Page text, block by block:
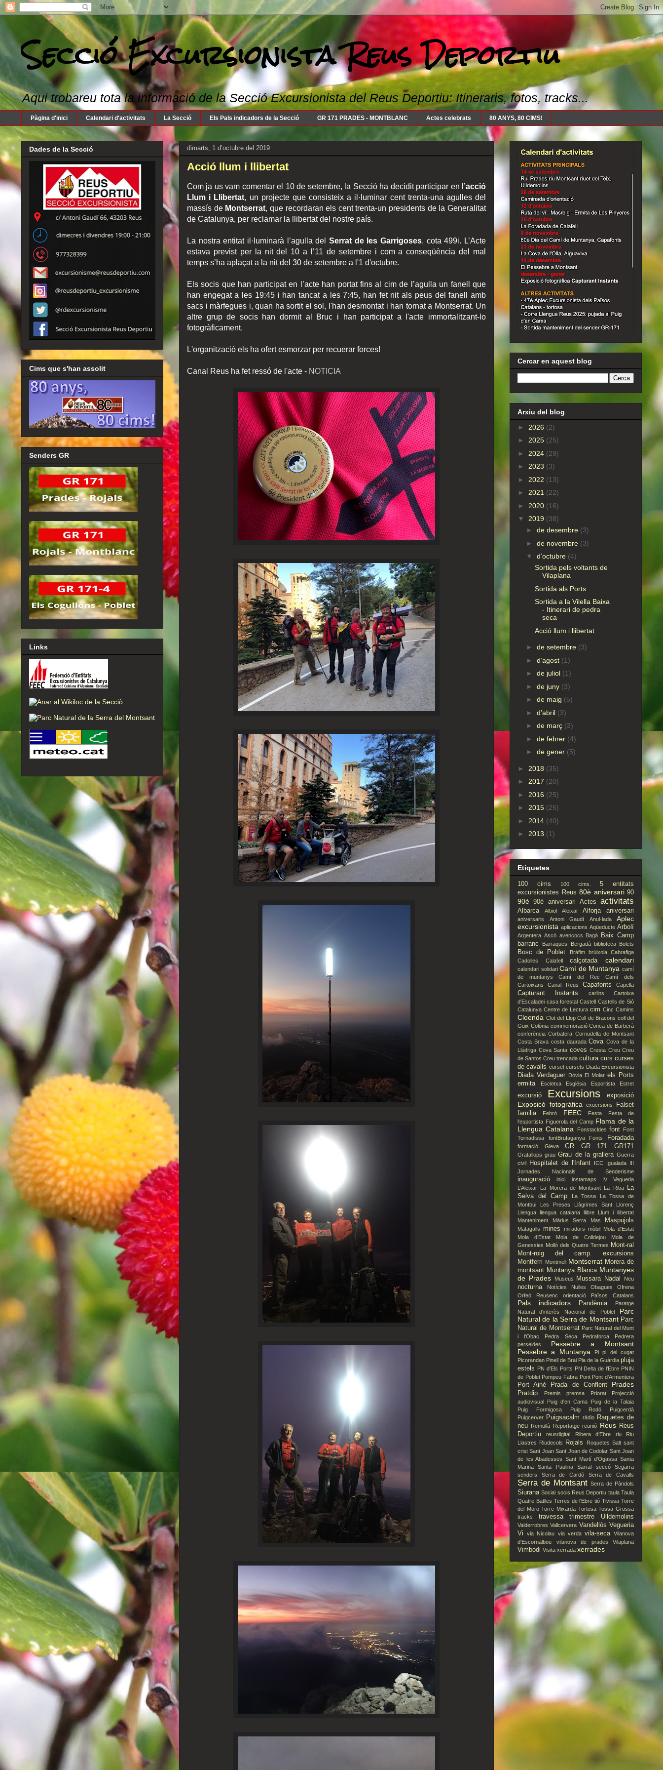
Secció Excursionista Reus Deportiu
Aqui trobareu tota la informació de la Secció Excursionista del Reus Deportiu: Itineraris, fotos, tracks...
Pàgina d'inici Calendari d'activitats La Secció Els Pals indicadors de la Secció GR 171 PRADES - MONTBLANC Actes celebrats 80 ANYS, 80 CIMS!
dimarts, 1 d’octubre del 2019
Acció llum i llibertat
Com ja us vam comentar el 10 de setembre, la Secció ha decidit participar en l’acció
Llum i Llibertat, un projecte que consisteix a il·luminar cent trenta-una agulles del
massís de Montserrat, que recordaran els cent trenta-un presidents de la Generalitat
de Catalunya, per reclamar la llibertat del nostre país.
La nostra entitat il·luminarà l’agulla del Serrat de les Garrigoses, cota 499i. L’Acte
estava previst per la nit del 10 a l’11 de setembre i com a conseqüència del mal
temps s’ha aplaçat a la nit del 30 de setembre a l'1 d'octubre.
Els socis que han participat en l’acte han portat fins al cim de l’agulla un fanell que
han engegat a les 19:45 i han tancat a les 7:45, han fet nit als peus del fanell amb
sacs i màrfegues i, quan ha sortit el sol, l'han desmontat i han tornat a Montserrat. Un
altre grup de socis han dormit al Bruc i han participat a l'acte immortalitzant-lo
fotogràficament.
L'organització els ha ofert esmorzar per recuerar forces!
Canal Reus ha fet ressó de l'acte - NOTICIA
Dades de la Secció
Cims que s'han assolit
Senders GR
Links
Cercar en aquest blog
Arxiu del blog
► 2026 (2)
► 2025 (25)
► 2024 (29)
► 2023 (3)
► 2022 (13)
► 2021 (22)
► 2020 (16)
▼ 2019 (38)
► de desembre (3)
► de novembre (3)
▼ d’octubre (4)
Sortida pels voltants de
Vilaplana
Sortida als Ports
Sortida a la Vilella Baixa
- Itinerari de pedra
seca
Acció llum i llibertat
► de setembre (3)
► d’agost (1)
► de juliol (1)
► de juny (3)
► de maig (5)
► d’abril (3)
► de març (3)
► de febrer (4)
► de gener (5)
► 2018 (35)
► 2017 (20)
► 2016 (25)
► 2015 (25)
► 2014 (40)
► 2013 (1)
Etiquetes
100 cims 100 cims.
5 entitats
excursionistes Reus 80è aniversari 90
90è 90è aniversari Actes activitats
Albarca Albiol Aleixar Alforja aniversari
aniversaris Antoni Gaudí Anul·lada
Aplec
excursionista aplicacions Aqüeducte Arbolí
Argentera Ascó avencocs Bagà
Baix Camp
barranc
Barraques Bergadà biblioteca Bolets
Bosc de Poblet Bràfim brúixola
Cabrafiga
Cadolles
Calafell calçotada calendari
calendari solidari Camí de Muntanya camí
de muntanys
Camí del Rec
Camí dels
Cartoixans
Canal Reus Capafonts Capella
Capturant Instants carlins
Cartoixa
d'Escaladei casa forestal Castell Castells de Sió
Catalunya Centre de Lectura cim Cinc Camins
Cloenda Clot del Llop Coll de Bracons coll del
Guix Colònia commemoració Conca de Barberà
conferència Corbatera Cornudella de Montsant
Costa Brava costa daurada Cova Cova de la
Llúdriga Cova Santa coves Cresta Creu Creu
de Santos Creu trencada cultura curs curses
de cavalls curset cursets Diada Excursionista
Diada Verdaguer Dòvia El Molar els Ports
ermita
Escletxa Església Esportista Estret
excursió Excursions exposició
Exposicó fotogràfica exucrsions
Falset
familia
Febró FEEC Festa
Festa de
l'esportista Figuerola del Camp Flama de la
Llengua Catalana
Fonstacldes font
Font
Tornadissa
fontBrufaganya Fonts Foradada
formació Gleva GR GR 171 GR171
Gratallops grau Grau de la grallera Guerra
civil
Hospitalet de l'Infant ICC Igualada III
Jornades Nacionals de Senderisme
inauguració inici instamaps
IV Vegueria
L’Aleixar La Morera de Montsant La Riba
La
Selva del Camp
La Tossa
La Tossa de
Montbui
Les Preses
Llàgrimes Sant Llorenç
Llengua llengua catalana llibre
Llum i llibertat
Manteniment
Màrius Serra Mas Maspujols
Matagalls mines miradors mòbil Mola d'Estat
Mola d’Estat
Mola de Colldejou
Mola de
Genessies Molló dels Quatre Termes Mont-ral
Mont-roig del camp. excursions
Montferri Montmell Montserrat Morera de
montsant Muntanya Blanca Muntanyes
de Prades
Museus Mussara Nadal Neu
nocturna Notícies Nulles Obagues
Ofrena
Orfeó Reusenc
orientació Països Catalans
Pals indicadors Pandèmia
Paratge
Natural d'interès Nacional de Poblet
Parc
Natural de la Serra de Montsant Parc
Natural de Montserrat Parc Natural del Munt
i l'Obac
Pedra Seca Pedraforca
Pedrera
perseides
Pessebre a Montsant
Pessebre a Muntanya
Pi
pi del cugat
Picorandan Pinell de Brai Pla de la Guàrdia pluja
estels PN d'Els Ports PN Delta de l'Ebre PNIN
de Poblet Pompeu Fabra Pont Pont d'Armentera
Port Ainé Prada de Conflent Prades
Pratdip Premis premsa Priorat
Projecció
audiovisual Puig d'en Cama
Puig de la Talaia
Puig Formigosa
Puig Rodó
Puigcerdà
Puigcerver Puigsacalm ràdio Raquetes de
neu Remullà Reportatge reunió Reus Reus
Deportiu
reusdigital Ribera d’Ebre riu
Riu
Llastres Riudecols Rojals Roquetes Salt sant
crist Sant Joan Sant Joan de Codolar Sant Joan
de les Abadesses Sant Martí d'Ogassa Santa
Marina
Santa Paulina Sarral seccó
Segarra
senders
Serra de Cardó Serra de Cavalls
Serra de Montsant Serra de Pàndols
Siurana Social socis Reus Deportiu taula Taula
Quatre Batlles Terres de l'Ebre tió Tivissa Torre
del Moro Torre Mixarda Tortosa Tossa Grossa
tracks
travessa trimestre Ulldemolins
Valderrobres Vallcervera Vandellòs Vegueria
Vi
via Nicolau via verda vila-seca Vilanova
d'Escornalbou
vilanova de prades Vilaplana
Vimbodi Visita xerrada xerrades